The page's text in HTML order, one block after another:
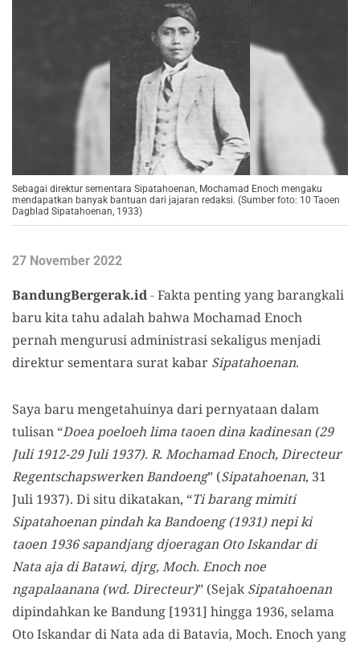
Sebagai direktur sementara Sipatahoenan, Mochamad Enoch mengaku
mendapatkan banyak bantuan dari jajaran redaksi. (Sumber foto: 10 Taoen
Dagblad Sipatahoenan, 1933)
27 November 2022
BandungBergerak.id-Fakta penting yang barangkali
baru kita tahu adalah bahwa Mochamad Enoch
pernah mengurusi administrasi sekaligus menjadi
direktur sementara surat kabar Sipatahoenan.
Saya baru mengetahuinya dari pernyataan dalam
tulisan “Doea poeloeh lima taoen dina kadinesan (29
Juli 1912-29 Juli 1937). R. Mochamad Enoch, Directeur
Regentschapswerken Bandoeng” (Sipatahoenan, 31
Juli 1937). Di situ dikatakan, “Ti barang mimiti
Sipatahoenan pindah ka Bandoeng (1931) nepi ki
taoen 1936 sapandjang djoeragan Oto Iskandar di
Nata aja di Batawi, djrg, Moch. Enoch noe
ngapalaanana (wd. Directeur)” (SejakSipatahoenan
dipindahkan ke Bandung [1931] hingga 1936, selama
Oto Iskandar di Nata ada di Batavia, Moch. Enoch yang